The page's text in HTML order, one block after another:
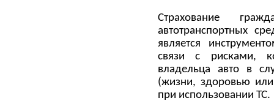
Страхование
автотранспортных
является
связи с рисками,
владельца авто в
(жизни, здоровью
при использовании ТС.